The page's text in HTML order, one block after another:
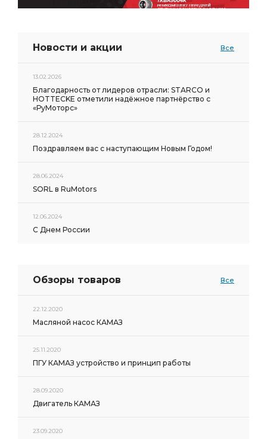
Новости и акции Все
13.02.2026
Благодарность от лидеров отрасли: STARCO и
HOTTECKE отметили надёжное партнёрство с
«РуМоторс»
28.12.2024
Поздравляем вас с наступающим Новым Годом!
28.06.2024
SORL в RuMotors
12.06.2024
С Днем России
Обзоры товаров Все
22.12.2020
Масляной насос КАМАЗ
25.11.2020
ПГУ КАМАЗ устройство и принцип работы
28.09.2020
Двигатель КАМАЗ
23.09.2020